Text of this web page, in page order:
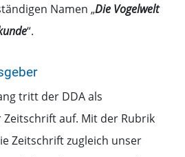
Namen „Die Vogelwelt
“.
tritt der DDA als
auf. Mit der Rubrik
Zeitschrift zugleich unser